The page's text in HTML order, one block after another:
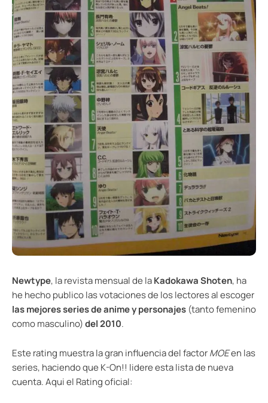
Newtype, la revista mensual de laKadokawa Shoten, ha
he hecho publico las votaciones de los lectores al escoger
las mejores series de anime y personajes (tanto femenino
como masculino)del 2010.
Este rating muestra la gran influencia del factorMOEen las
series, haciendo que K-On!! lidere esta lista de nueva
cuenta. Aqui el Rating oficial: